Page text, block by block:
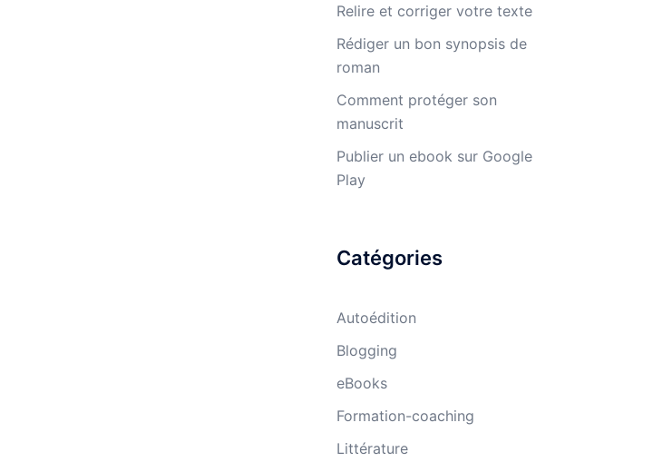
Relire et corriger votre texte
Rédiger un bon synopsis de
roman
Comment protéger son
manuscrit
Publier un ebook sur Google
Play
Catégories
Autoédition
Blogging
eBooks
Formation-coaching
Littérature